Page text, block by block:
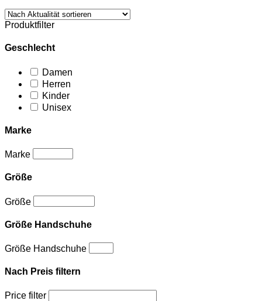
Produktfilter
Geschlecht
Damen
Herren
Kinder
Unisex
Marke
Marke
Größe
Größe
Größe Handschuhe
Größe Handschuhe
Nach Preis filtern
Price filter